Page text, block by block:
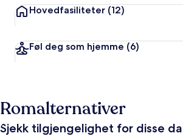
Hovedfasiliteter (12)
Føl deg som hjemme (6)
Romalternativer
Sjekk tilgjengelighet for disse